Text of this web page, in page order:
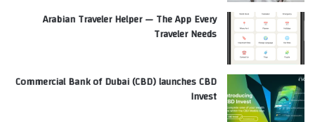
Arabian Traveler Helper — The App Every
Traveler Needs
Commercial Bank of Dubai (CBD) launches CBD
Invest